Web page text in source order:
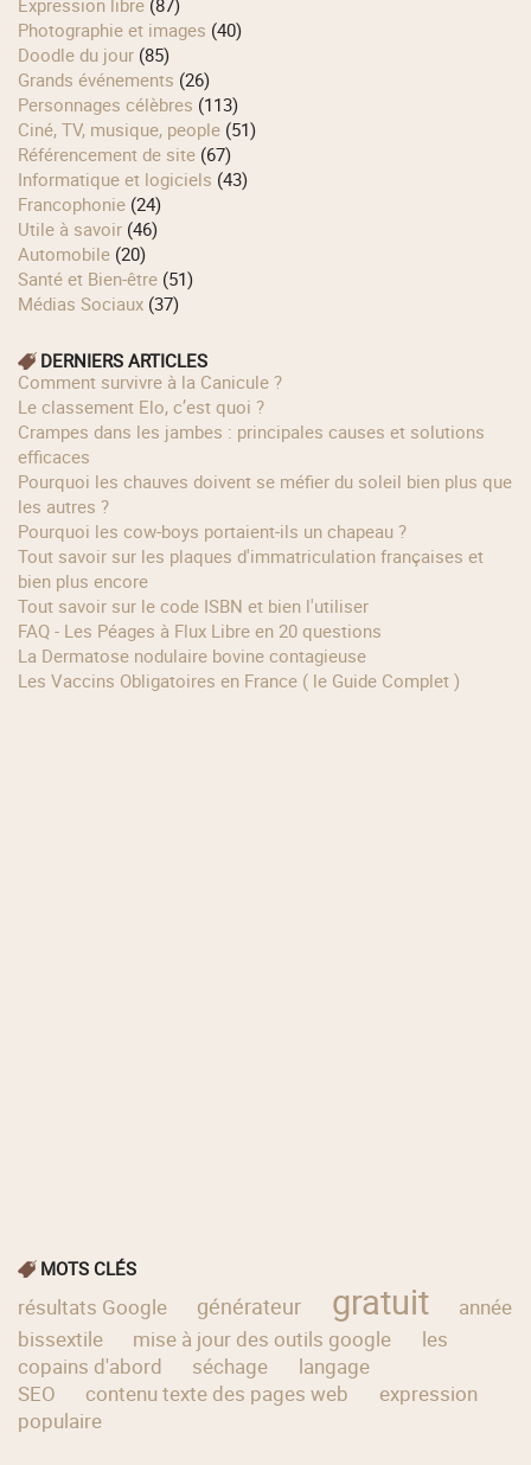
Photographie et images (40)
Doodle du jour (85)
Grands événements (26)
Personnages célèbres (113)
Ciné, TV, musique, people (51)
Référencement de site (67)
Informatique et logiciels (43)
Francophonie (24)
Utile à savoir (46)
Automobile (20)
Santé et Bien-être (51)
Médias Sociaux (37)
DERNIERS ARTICLES
Comment survivre à la Canicule ?
Le classement Elo, c’est quoi ?
Crampes dans les jambes : principales causes et solutions
efficaces
Pourquoi les chauves doivent se méfier du soleil bien plus que
les autres ?
Pourquoi les cow‑boys portaient‑ils un chapeau ?
Tout savoir sur les plaques d'immatriculation françaises et
bien plus encore
Tout savoir sur le code ISBN et bien l'utiliser
FAQ - Les Péages à Flux Libre en 20 questions
La Dermatose nodulaire bovine contagieuse
Les Vaccins Obligatoires en France ( le Guide Complet )
MOTS CLÉS
résultats Google générateur gratuit
année
bissextile
mise à jour des outils google
les
copains d'abord
séchage
langage
SEO
contenu texte des pages web
expression
populaire